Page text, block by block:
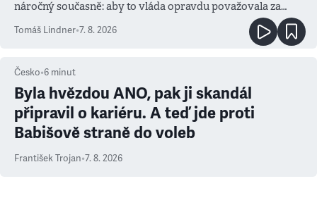
náročný současně: aby to vláda opravdu považovala za
prioritu
Tomáš Lindner•7. 8. 2026
Česko•6 minut
Byla hvězdou ANO, pak ji skandál
připravil o kariéru. A teď jde proti
Babišově straně do voleb
František Trojan•7. 8. 2026